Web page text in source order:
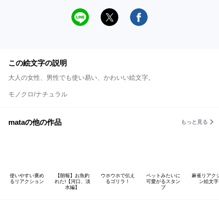
この絵文字の説明
大人の女性、男性でも使い易い、かわいい絵文字。
モノクロ/ナチュラル
mataの他の作品 もっと見る
使いやすい褒め
るリアクション
【朗報】お魚釣
れた!【河口、淡
水編】
ウホウホで伝え
るゴリラ！
ペットみたいに
可愛がるスタン
プ
麻雀リアク
ン絵文字